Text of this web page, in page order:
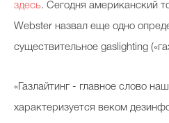
здесь. Сегодня американский
Webster назвал еще одно
существительное gaslighting
«Газлайтинг - главное слово
характеризуется веком